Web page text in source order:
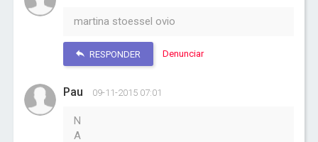
martina stoessel ovio
RESPONDER Denunciar
Pau 09-11-2015 07:01
N
A